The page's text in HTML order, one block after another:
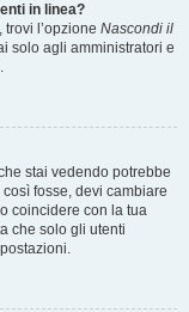
in linea?
l’opzione Nascondi il
solo agli amministratori e
stai vedendo potrebbe
fosse, devi cambiare
coincidere con la tua
che solo gli utenti